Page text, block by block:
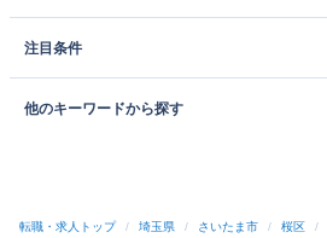
注目条件
他のキーワードから探す
転職・求人トップ / 埼玉県 / さいたま市 / 桜区 /